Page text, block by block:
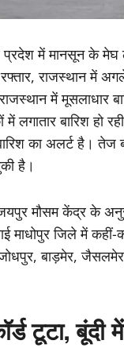
में मानसून के मेघ
राजस्थान में
में मूसलाधार
बारिश हो
का अलर्ट है।
है।
मौसम केंद्र के
माधोपुर जिले में कहीं-
बाड़मेर,
टूटा, बूंदी